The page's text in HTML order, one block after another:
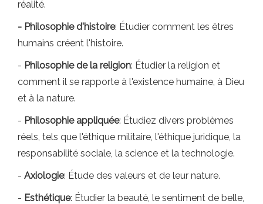
réalité.
- Philosophie d'histoire: Étudier comment les êtres
humains créent l'histoire.
- Philosophie de la religion: Étudier la religion et
comment il se rapporte à l'existence humaine, à Dieu
et à la nature.
- Philosophie appliquée: Étudiez divers problèmes
réels, tels que l'éthique militaire, l'éthique juridique, la
responsabilité sociale, la science et la technologie.
- Axiologie: Étude des valeurs et de leur nature.
- Esthétique: Étudier la beauté, le sentiment de belle,